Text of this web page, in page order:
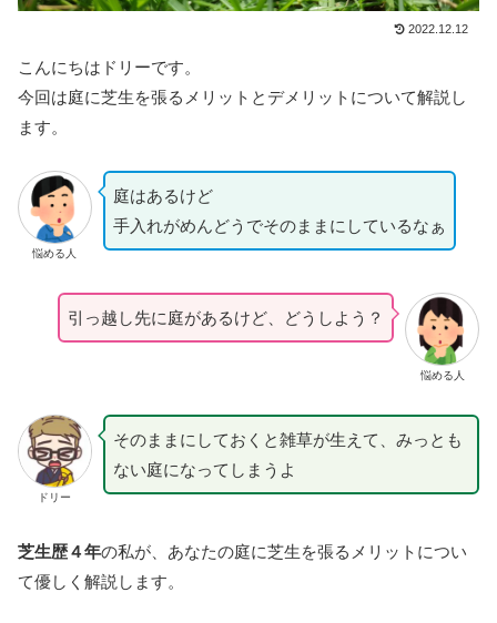
2022.12.12
こんにちはドリーです。
今回は庭に芝生を張るメリットとデメリットについて解説し
ます。
悩める人
庭はあるけど
手入れがめんどうでそのままにしているなぁ
悩める人
引っ越し先に庭があるけど、どうしよう？
ドリー
そのままにしておくと雑草が生えて、みっとも
ない庭になってしまうよ
芝生歴４年の私が、あなたの庭に芝生を張るメリットについ
て優しく解説します。